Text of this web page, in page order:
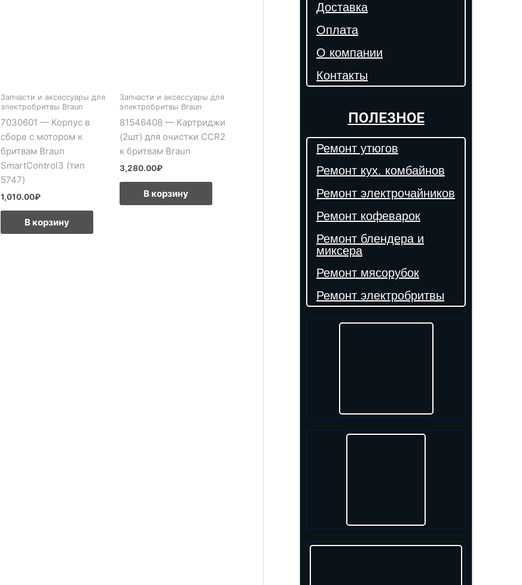
Запчасти и аксессуары для
электробритвы Braun
7030601 — Корпус в
сборе с мотором к
бритвам Braun
SmartControl3 (тип
5747)
1,010.00₽
В корзину
Запчасти и аксессуары для
электробритвы Braun
81546408 — Картриджи
(2шт) для очистки CCR2
к бритвам Braun
3,280.00₽
В корзину
Доставка
Оплата
О компании
Контакты
ПОЛЕЗНОЕ
Ремонт утюгов
Ремонт кух. комбайнов
Ремонт электрочайников
Ремонт кофеварок
Ремонт блендера и
миксера
Ремонт мясорубок
Ремонт электробритвы